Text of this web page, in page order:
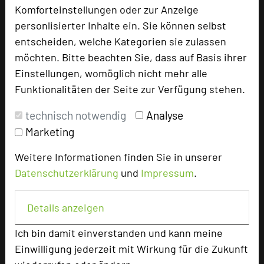
Komforteinstellungen oder zur Anzeige
personlisierter Inhalte ein. Sie können selbst
entscheiden, welche Kategorien sie zulassen
möchten. Bitte beachten Sie, dass auf Basis ihrer
Einstellungen, womöglich nicht mehr alle
Funktionalitäten der Seite zur Verfügung stehen.
technisch notwendig
Analyse
Marketing
Weitere Informationen finden Sie in unserer
Datenschutzerklärung und Impressum.
Details anzeigen
Ich bin damit einverstanden und kann meine
Einwilligung jederzeit mit Wirkung für die Zukunft
Tagungsteilnehmer
Hotel bewerten
Hoteldaten
Parlamentarisch
Reihenbestuhlung
180
Tagungsräume
Zimmer
Doppelzimmer
27
Einzelzimmer